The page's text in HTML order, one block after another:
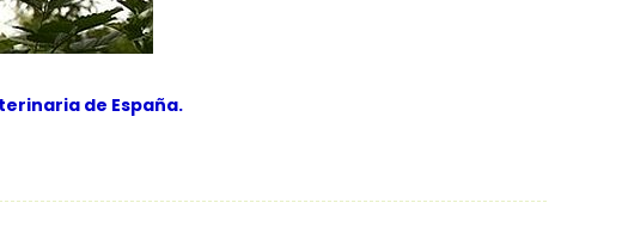
de España.